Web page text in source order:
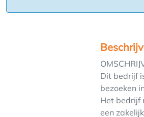
Dit bedrijf
bezoeken
Het bedrijf
een